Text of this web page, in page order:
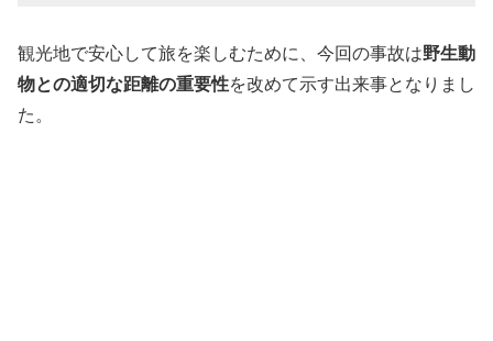
観光地で安心して旅を楽しむために、今回の事故は野生動
物との適切な距離の重要性を改めて示す出来事となりまし
た。